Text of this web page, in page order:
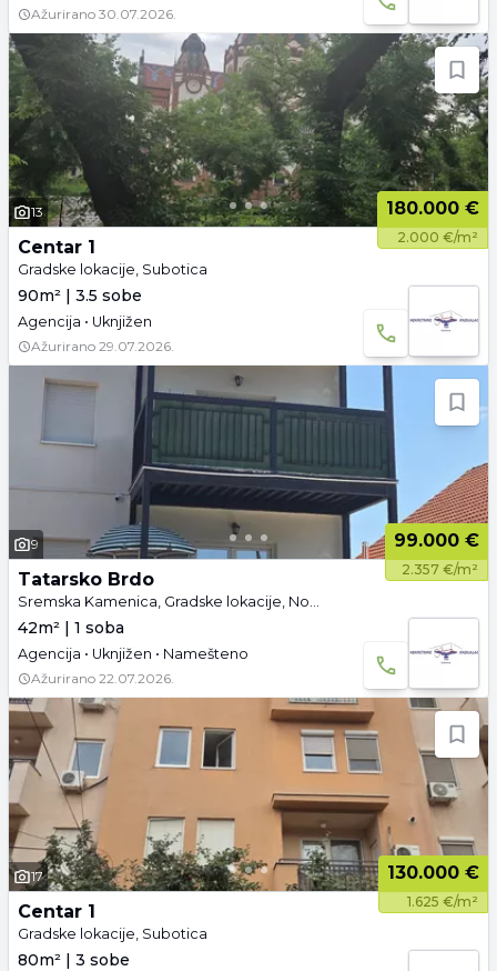
Ažurirano 30.07.2026.
13 180.000 €
2.000 €/m²
Centar 1
Gradske lokacije, Subotica
90m² | 3.5 sobe
Agencija • Uknjižen
Ažurirano 29.07.2026.
9 99.000 €
2.357 €/m²
Tatarsko Brdo
Sremska Kamenica, Gradske lokacije, Novi Sad
42m² | 1 soba
Agencija • Uknjižen • Namešteno
Ažurirano 22.07.2026.
17 130.000 €
1.625 €/m²
Centar 1
Gradske lokacije, Subotica
80m² | 3 sobe